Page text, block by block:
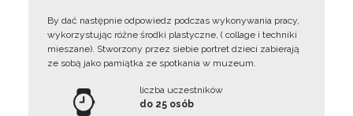
By dać następnie odpowiedz podczas wykonywania pracy,
wykorzystując różne środki plastyczne, ( collage i techniki
mieszane). Stworzony przez siebie portret dzieci zabierają
ze sobą jako pamiątka ze spotkania w muzeum.
liczba uczestników
do 25 osób